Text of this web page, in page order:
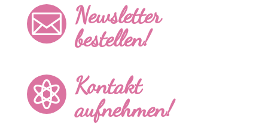
 Newsletter
bestellen!
 Kontakt
aufnehmen!